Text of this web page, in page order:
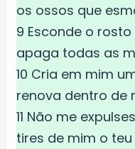
os ossos que
9 Esconde o
apaga todas as
10 Cria em mim
renova dentro de
11 Não me
tires de mim o